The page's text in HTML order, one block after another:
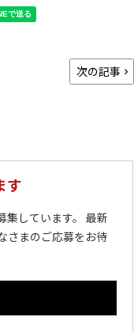
次の記事
す
集しています。 最新
さまのご応募をお待